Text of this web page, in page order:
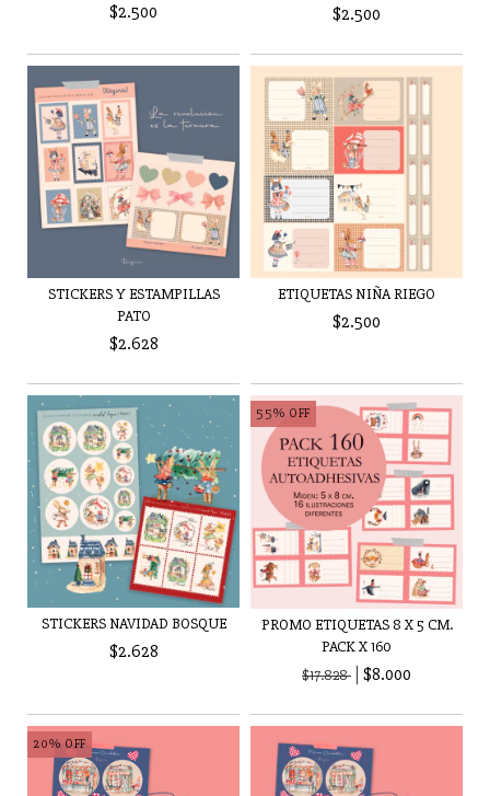
$2.500 $2.500
STICKERS Y ESTAMPILLAS
PATO
$2.628
ETIQUETAS NIÑA RIEGO
$2.500
STICKERS NAVIDAD BOSQUE
$2.628
55% OFF
PROMO ETIQUETAS 8 X 5 CM.
PACK X 160
$17.828
$8.000
20% OFF